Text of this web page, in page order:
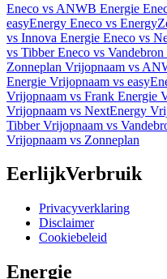
Eneco vs ANWB Energie
easyEnergy Eneco vs
vs Innova Energie Eneco vs
vs TibberEneco vs Vandebron
Zonneplan Vrijopnaam vs
Energie Vrijopnaam vs
Vrijopnaam vs Frank Energie
Vrijopnaam vs NextEnergy
TibberVrijopnaam vs
Vrijopnaam vs Zonneplan
EerlijkVerbruik
Privacyverklaring
Disclaimer
Cookiebeleid
Energie